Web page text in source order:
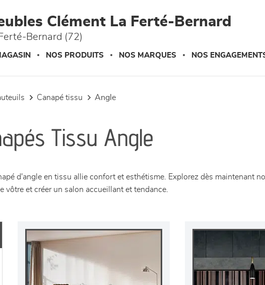
Clément La Ferté-Bernard
Bernard (72)
NOS PRODUITS NOS MARQUES NOS
canapé tissu angle
Tissu Angle
d'angle en tissu allie confort et esthétisme. Explorez dès maintenant
et créer un salon accueillant et tendance.